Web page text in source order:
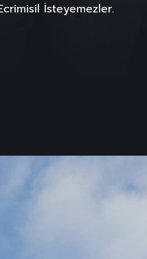
İsteyemezler.